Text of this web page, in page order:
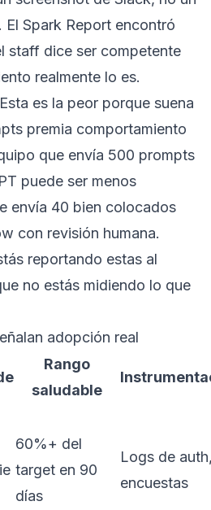
Spark Report encontró
staff dice ser competente
realmente lo es.
Esta es la peor porque suena
premia comportamiento
que envía 500 prompts
puede ser menos
envía 40 bien colocados
con revisión humana.
reportando estas al
no estás midiendo lo que
adopción real
Rango
saludable
60%+ del
target en 90
días
Logs de
encuestas